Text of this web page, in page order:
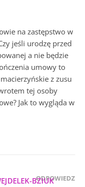
na zastępstwo w
jeśli urodzę przed
a nie będzie
umowy to
z zusu
tej osoby
Jak to wygląda w
BZIUK
ODPOWIEDZ